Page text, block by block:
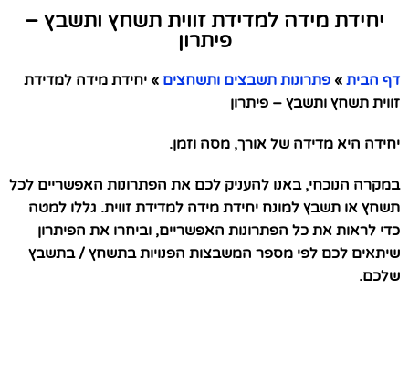
יחידת מידה למדידת זווית תשחץ ותשבץ –
פיתרון
דף הבית » פתרונות תשבצים ותשחצים » יחידת מידה למדידת
זווית תשחץ ותשבץ – פיתרון
יחידה היא מדידה של אורך, מסה וזמן.
במקרה הנוכחי, באנו להעניק לכם את הפתרונות האפשריים לכל
תשחץ או תשבץ למונח יחידת מידה למדידת זווית. גללו למטה
כדי לראות את כל הפתרונות האפשריים, וביחרו את הפיתרון
שיתאים לכם לפי מספר המשבצות הפנויות בתשחץ / בתשבץ
שלכם.